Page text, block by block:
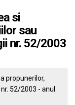
si
sau
nr. 52/2003
propunerilor,
52/2003 - anul